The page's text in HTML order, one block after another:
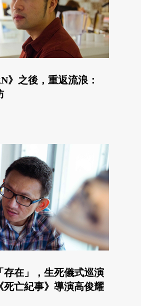
》之後，重返流浪：
存在」，生死儀式巡演
亡紀事》導演高俊耀